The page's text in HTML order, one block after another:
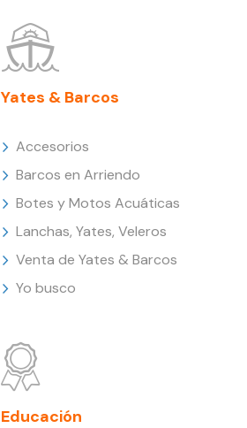
Yates & Barcos
Accesorios
Barcos en Arriendo
Botes y Motos Acuáticas
Lanchas, Yates, Veleros
Venta de Yates & Barcos
Yo busco
Educación